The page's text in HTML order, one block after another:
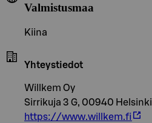
Valmistusmaa
Kiina
Yhteystiedot
Willkem Oy
Sirrikuja 3 G, 00940 Helsinki
https://www.willkem.fi